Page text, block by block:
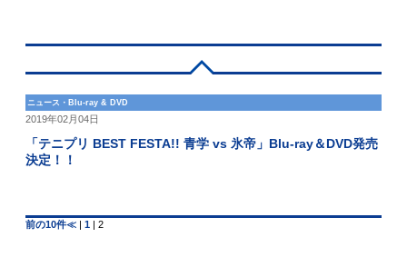
ニュース・Blu-ray & DVD
2019年02月04日
「テニプリ BEST FESTA!! 青学 vs 氷帝」Blu-ray＆DVD発売
決定！！
前の10件≪ | 1 | 2